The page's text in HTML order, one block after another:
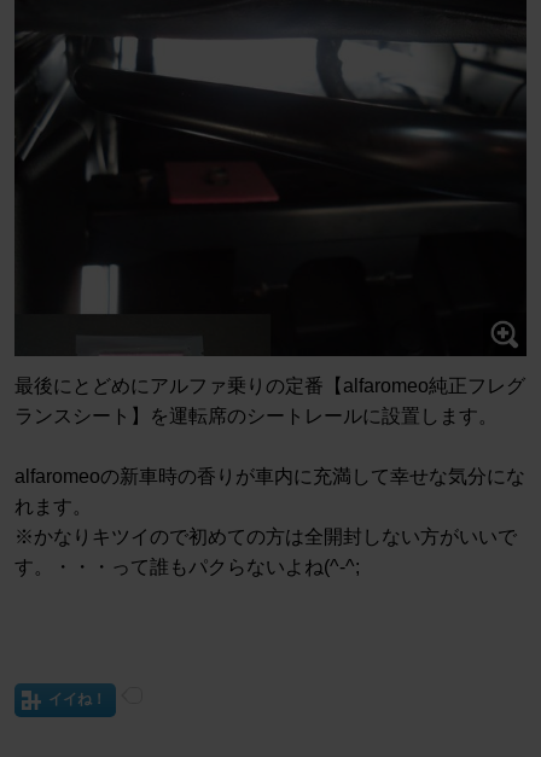
最後にとどめにアルファ乗りの定番【alfaromeo純正フレグ
ランスシート】を運転席のシートレールに設置します。
alfaromeoの新車時の香りが車内に充満して幸せな気分にな
れます。
※かなりキツイので初めての方は全開封しない方がいいで
す。・・・って誰もパクらないよね(^-^;
イイね！